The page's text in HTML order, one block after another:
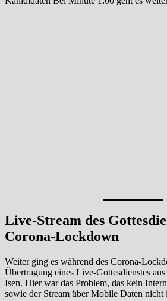
Live-Stream des
Corona-Lockdown
Weiter ging es während des Corona-
Übertragung eines Live-Gottesdienstes
Isen. Hier war das Problem, das kein
sowie der Stream über Mobile Daten